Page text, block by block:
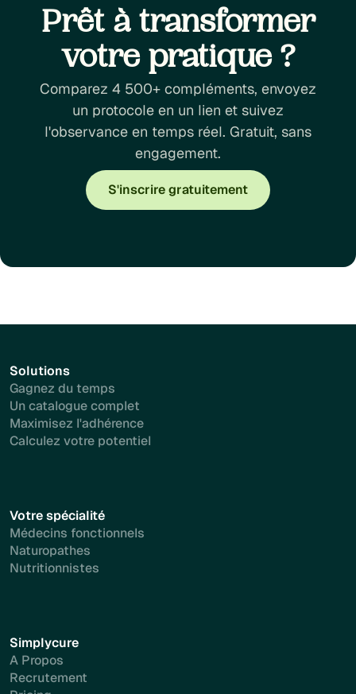
Prêt à transformer
votre pratique ?
Comparez 4 500+ compléments, envoyez
un protocole en un lien et suivez
l'observance en temps réel. Gratuit, sans
engagement.
S'inscrire gratuitement
Solutions
Gagnez du temps
Un catalogue complet
Maximisez l'adhérence
Calculez votre potentiel
Votre spécialité
Médecins fonctionnels
Naturopathes
Nutritionnistes
Simplycure
A Propos
Recrutement